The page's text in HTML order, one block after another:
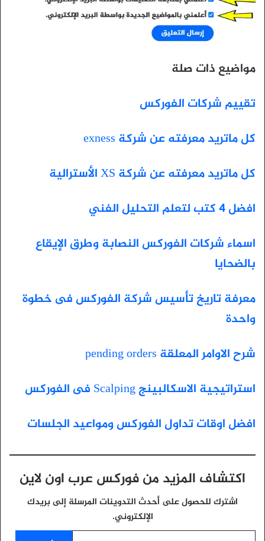
مواضيع ذات صلة
تقييم شركات الفوركس
كل ماتريد معرفته عن شركة exness
كل ماتريد معرفته عن شركة XS الأسترالية
افضل 4 كتب لتعلم التحليل الفني
اسماء شركات الفوركس النصابة وطرق الإيقاع
بالضحايا
معرفة تاريخ تأسيس شركة الفوركس فى خطوة
واحدة
شرح الاوامر المعلقة pending orders
استراتيجية الاسكالبينج Scalping فى الفوركس
افضل اوقات تداول الفوركس ومواعيد الجلسات
اكتشاف المزيد من فوركس عرب اون لاين
اشترك للحصول على أحدث التدوينات المرسلة إلى بريدك
الإلكتروني.
كتابة بريدك الإلكتروني...